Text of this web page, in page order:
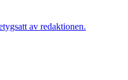
av redaktionen.